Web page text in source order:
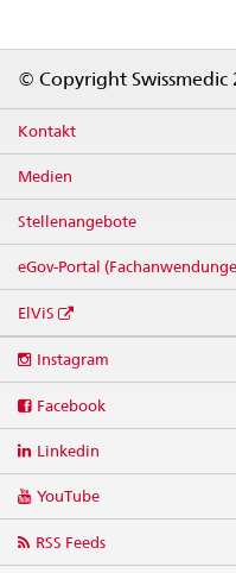
© Copyright Swissmedic
Kontakt
Medien
Stellenangebote
eGov-Portal
ElViS
media
Instagram
Facebook
Linkedin
YouTube
RSS Feeds